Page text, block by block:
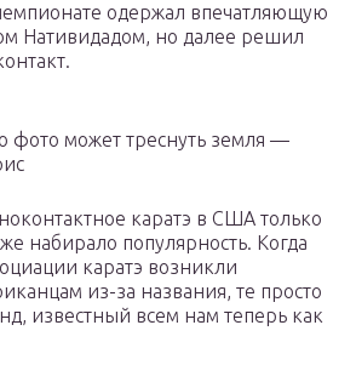
одержал впечатляющую
Нативидадом, но далее решил
фото может треснуть земля —
каратэ в США только
набирало популярность. Когда
каратэ возникли
из-за названия, те просто
известный всем нам теперь как